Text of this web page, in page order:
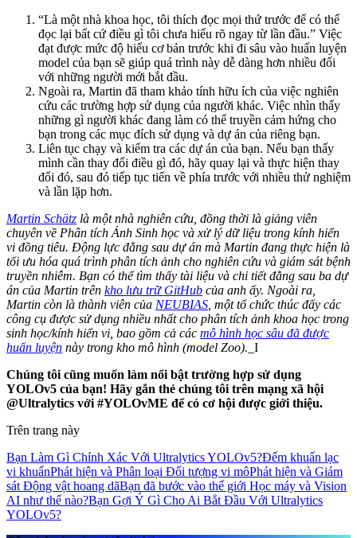
“Là một nhà khoa học, tôi thích đọc mọi thứ trước để có thể
đọc lại bất cứ điều gì tôi chưa hiểu rõ ngay từ lần đầu.” Việc
đạt được mức độ hiểu cơ bản trước khi đi sâu vào huấn luyện
model của bạn sẽ giúp quá trình này dễ dàng hơn nhiều đối
với những người mới bắt đầu.
Ngoài ra, Martin đã tham khảo tính hữu ích của việc nghiên
cứu các trường hợp sử dụng của người khác. Việc nhìn thấy
những gì người khác đang làm có thể truyền cảm hứng cho
bạn trong các mục đích sử dụng và dự án của riêng bạn.
Liên tục chạy và kiểm tra các dự án của bạn. Nếu bạn thấy
mình cần thay đổi điều gì đó, hãy quay lại và thực hiện thay
đổi đó, sau đó tiếp tục tiến về phía trước với nhiều thử nghiệm
và lần lặp hơn.
Martin Schätz là một nhà nghiên cứu, đồng thời là giảng viên
chuyên về Phân tích Ảnh Sinh học và xử lý dữ liệu trong kính hiển
vi đồng tiêu. Động lực đằng sau dự án mà Martin đang thực hiện là
tối ưu hóa quá trình phân tích ảnh cho nghiên cứu và giám sát bệnh
truyền nhiễm. Bạn có thể tìm thấy tài liệu và chi tiết đằng sau ba dự
án của Martin trên kho lưu trữ GitHub của anh ấy. Ngoài ra,
Martin còn là thành viên của NEUBIAS , một tổ chức thúc đẩy các
công cụ được sử dụng nhiều nhất cho phân tích ảnh khoa học trong
sinh học/kính hiển vi, bao gồm cả các mô hình học sâu đã được
huấn luyện này trong kho mô hình (model Zoo). _I
Chúng tôi cũng muốn làm nổi bật trường hợp sử dụng
YOLOv5 của bạn! Hãy gắn thẻ chúng tôi trên mạng xã hội
@Ultralytics với #YOLOvME để có cơ hội được giới thiệu.
Trên trang này
Bạn Làm Gì Chính Xác Với Ultralytics YOLOv5?Đếm khuẩn lạc
vi khuẩnPhát hiện và Phân loại Đối tượng vi môPhát hiện và Giám
sát Động vật hoang dãBạn đã bước vào thế giới Học máy và Vision
AI như thế nào?Bạn Gợi Ý Gì Cho Ai Bắt Đầu Với Ultralytics
YOLOv5?